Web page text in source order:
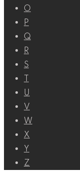
O
P
Q
R
S
U
V
W
X
Y
Z